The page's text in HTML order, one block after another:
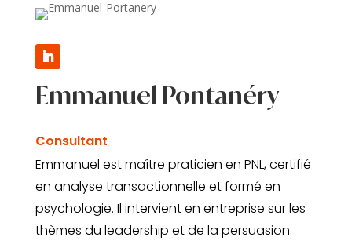
Emmanuel Pontanéry
Consultant
Emmanuel est maître praticien en PNL, certifié
en analyse transactionnelle et formé en
psychologie. Il intervient en entreprise sur les
thèmes du leadership et de la persuasion.